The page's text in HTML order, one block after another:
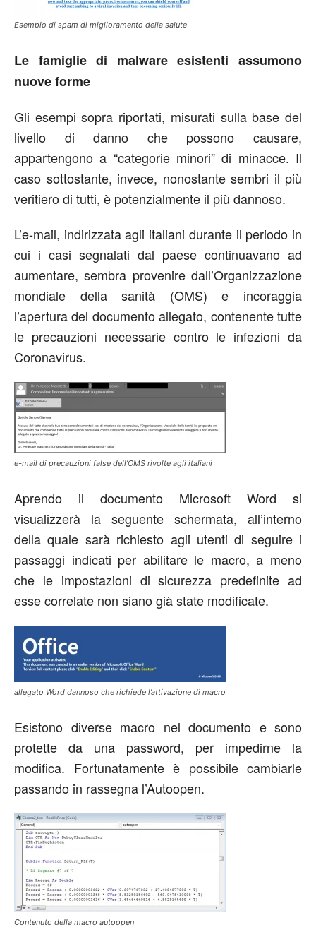
Esempio di spam di miglioramento della salute
Le famiglie di malware esistenti assumono
nuove forme
Gli esempi sopra riportati, misurati sulla base del
livello di danno che possono causare,
appartengono a “categorie minori” di minacce. Il
caso sottostante, invece, nonostante sembri il più
veritiero di tutti, è potenzialmente il più dannoso.
L’e-mail, indirizzata agli italiani durante il periodo in
cui i casi segnalati dal paese continuavano ad
aumentare, sembra provenire dall’Organizzazione
mondiale della sanità (OMS) e incoraggia
l’apertura del documento allegato, contenente tutte
le precauzioni necessarie contro le infezioni da
Coronavirus.
e-mail di precauzioni false dell’OMS rivolte agli italiani
Aprendo il documento Microsoft Word si
visualizzerà la seguente schermata, all’interno
della quale sarà richiesto agli utenti di seguire i
passaggi indicati per abilitare le macro, a meno
che le impostazioni di sicurezza predefinite ad
esse correlate non siano già state modificate.
allegato Word dannoso che richiede l’attivazione di macro
Esistono diverse macro nel documento e sono
protette da una password, per impedirne la
modifica. Fortunatamente è possibile cambiarle
passando in rassegna l’Autoopen.
Contenuto della macro autoopen